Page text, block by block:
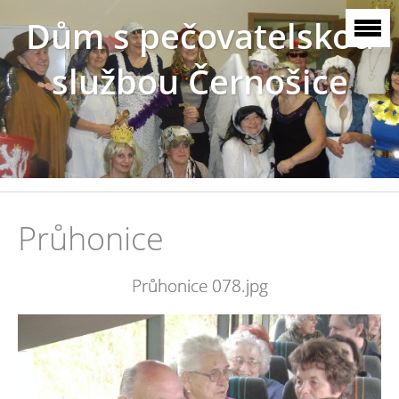
Dům s pečovatelskou
službou Černošice
Průhonice
Průhonice 078.jpg